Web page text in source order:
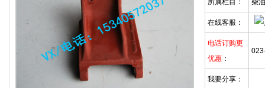
所属栏目： 柴
在线客服：
电话订购更
优惠 ：
我要分享：